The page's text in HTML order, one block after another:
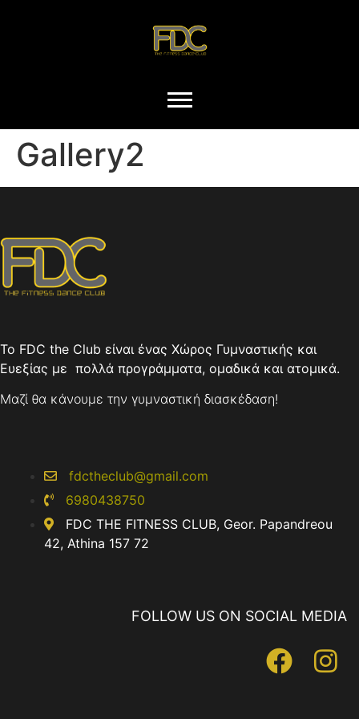
Gallery2
Το FDC the Club είναι ένας Χώρος Γυμναστικής και
Ευεξίας με πολλά προγράμματα, ομαδικά και ατομικά.
Μαζί θα κάνουμε την γυμναστική διασκέδαση!
fdctheclub@gmail.com
6980438750
FDC THE FITNESS CLUB, Geor. Papandreou
42, Athina 157 72
FOLLOW US ON SOCIAL MEDIA